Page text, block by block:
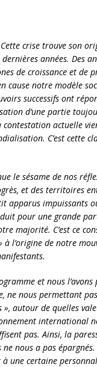
crise trouve son
années. Des
de croissance et de
notre modèle
successifs ont
d’une partie
contestation actuelle
C’est cette
le sésame de nos
et des territoires
impuissants
pour une grande
majorité. C’est ce
l’origine de notre
et nous
ne nous permettant
», autour de quelles
international
pas. Ainsi, la
nous a pas
une certaine